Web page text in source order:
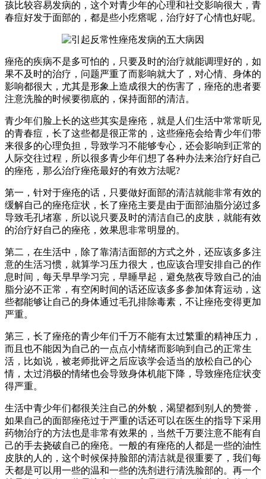
孩比较容易发病的，这个对青少年的心理和社交影响很大，青
春痘好发于面部的，都是些小疙瘩呢，治疗好了心情也好呢。
痤疮的疾病不是多可怕的，只要及时的治疗就能调理好的，如
果不及时的治疗，问题严重了而影响就大了，对心情、身体的
影响都很大，尤其是形象上造成很大的伤害了，痤疮的患者要
注意洗脸的时候要彻底的，保持面部的清洁。
青少年们脸上长的这些其实是痤疮，就是人们生活中常常听见
的青春痘，长了这些都是很正常的，这些痤疮会给青少年们带
来很多的心理负担，导致学习不能够专心，还会影响到正常的
人际交往过程，所以很多青少年们想了各种办法来治疗好自己
的痤疮，那么治疗痤疮最好的有效方法呢?
第一，针对于痤疮的话，只要做好面部的清洁就能非常有效的
缓解自己的痤疮症状，长了痤疮主要是由于面部油脂分泌过多
导致毛孔堵塞，所以说只要及时的清洁自己的皮肤，就能有效
的治疗好自己的痤疮，效果思非常明显的。
第二，在生活中，除了靠清洁面部的方式之外，还应该多多注
意的生活习惯，就算学习压力很大，也应该合理安排自己的作
息时间，每天早早学习完，早睡早起，避免熬夜导致自己的油
脂分泌不正常，有空闲时间的话还应该多多参加体育运动，这
些都能够让自己的身体通过毛孔排除毒素，不让痤疮变得更加
严重。
第三，长了痤疮的青少年们千万不能有太过繁重的精神压力，
而且也不能因为自己的一点点小情绪而影响到自己的正常生
活，比如说，被老师批评之后应该学会适当的放松自己的心
情，太过消极的情绪也会导致身体机能下降，导致痤疮症状变
得严重。
生活中青少年们都很关注自己的外貌，渴望都到别人的赞誉，
如果自己的面部痤疮过于严重的话还可以在医生的指导下采用
药物治疗的方法也是非常有效果的，当然千万要注意不能有自
己的手去挠破自己的痤疮。一般的有痤疮的人都是一些的油性
皮肤的人的，这个时候保持脸部的清洁就是很重要了，我们每
天都是可以用一些的温和一些的洗剂进行清洗脸部的。再一个